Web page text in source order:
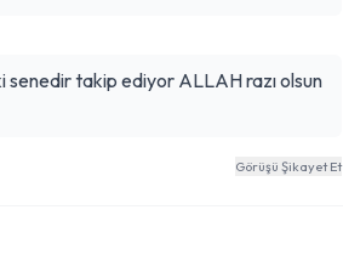
takip ediyor ALLAH razı olsun
Görüşü Şikayet Et